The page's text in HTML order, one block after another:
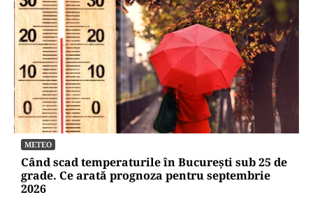
METEO
Când scad temperaturile în București sub 25 de
grade. Ce arată prognoza pentru septembrie
2026